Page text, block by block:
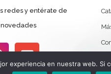
redes y entérate de
novedades
experiencia en nuestra web.